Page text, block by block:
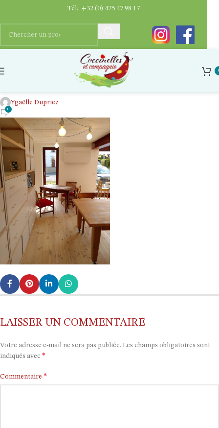
Salle à louer tintigny coccinelles et
compagnie
Ygaëlle Dupriez
0
LAISSER UN COMMENTAIRE
Votre adresse e-mail ne sera pas publiée. Les champs obligatoires sont
indiqués avec *
Commentaire *
Tél.: +32 (0) 475 47 98 17